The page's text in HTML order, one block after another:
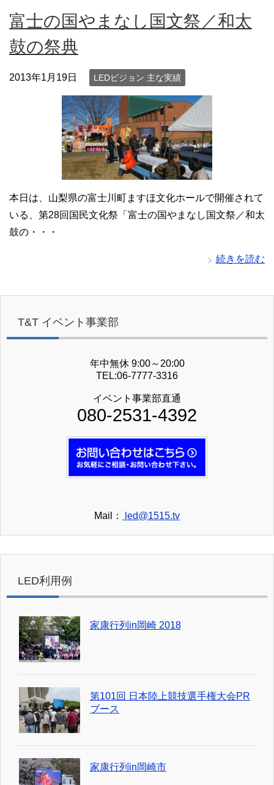
富士の国やまなし国文祭／和太
鼓の祭典
2013年1月19日 LEDビジョン 主な実績
本日は、山梨県の富士川町ますほ文化ホールで開催されて
いる、第28回国民文化祭「富士の国やまなし国文祭／和太
鼓の・・・
続きを読む
T&T イベント事業部
年中無休 9:00～20:00
TEL:06-7777-3316
イベント事業部直通
080-2531-4392
Mail： led@1515.tv
LED利用例
家康行列in岡崎 2018
第101回 日本陸上競技選手権大会PR
ブース
家康行列in岡崎市